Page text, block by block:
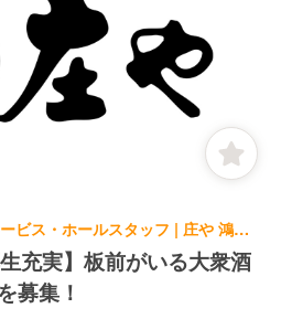
和食, 居酒屋 | レストランサービス・ホールスタッフ | 庄や 鴻巣東口店
充実】板前がいる大衆酒
募集！